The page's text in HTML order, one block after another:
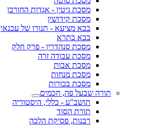
מסכת גיטין - אגדות החורבן
מסכת קידושין
בבא מציעא - תנורו של עכנאי
בבא בתרא
מסכת סנהדרין - פרק חלק
מסכת עבודה זרה
מסכת אבות
מסכת מנחות
מסכת בכורות
תורה שבעל פה, חכמים
תושב"ע - כללי, היסטוריה
תורת הסוד
רבנות, פסיקת הלכה